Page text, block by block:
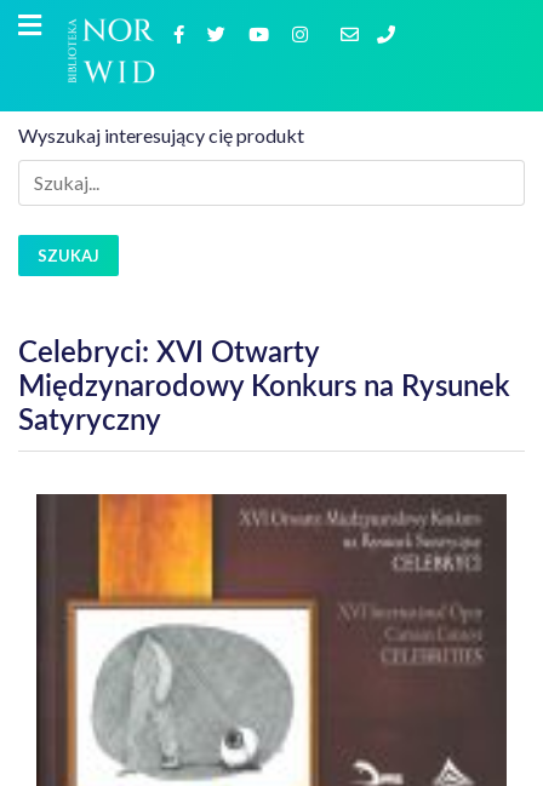
Wyszukaj interesujący cię produkt
SZUKAJ
Celebryci: XVI Otwarty
Międzynarodowy Konkurs na Rysunek
Satyryczny